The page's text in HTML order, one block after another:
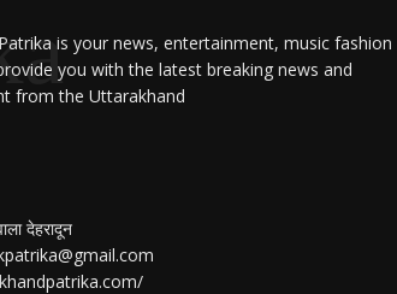
is your news, entertainment, music fashion
you with the latest breaking news and
from the Uttarakhand
देहरादून